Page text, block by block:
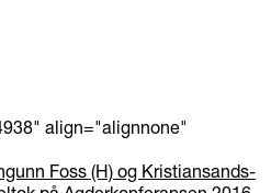
align="alignnone"